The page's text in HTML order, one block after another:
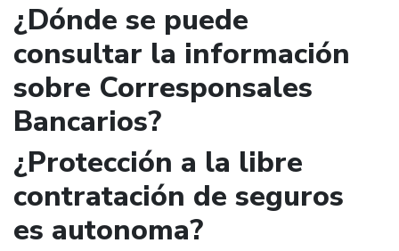
¿Dónde se puede
consultar la información
sobre Corresponsales
Bancarios?
¿Protección a la libre
contratación de seguros
es autonoma?